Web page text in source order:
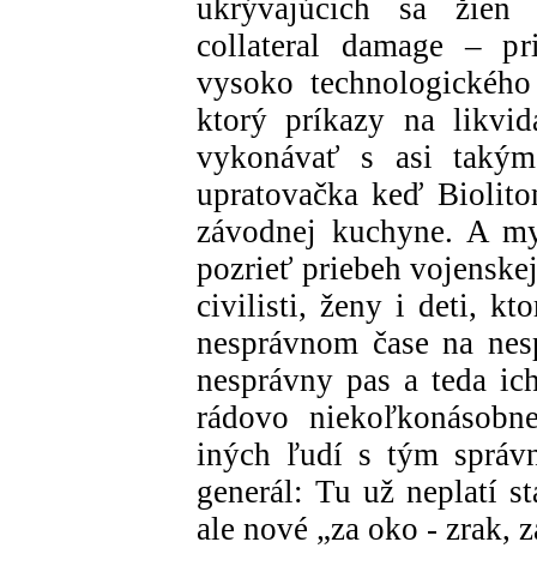
ukrývajúcich sa žien
collateral damage –
vysoko
ktorý príkazy na
vykonávať s asi
upratovačka keď
závodnej kuchyne. A
pozrieť priebeh
civilisti, ženy i deti,
nesprávnom čase na
nesprávny pas a teda
rádovo
iných ľudí s tým
generál: Tu už neplatí
ale nové „za oko - zrak,